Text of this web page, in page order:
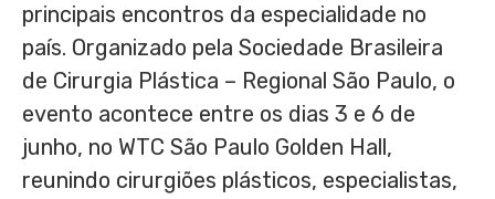
principais encontros da especialidade no
país. Organizado pela Sociedade Brasileira
de Cirurgia Plástica – Regional São Paulo, o
evento acontece entre os dias 3 e 6 de
junho, no WTC São Paulo Golden Hall,
reunindo cirurgiões plásticos, especialistas,